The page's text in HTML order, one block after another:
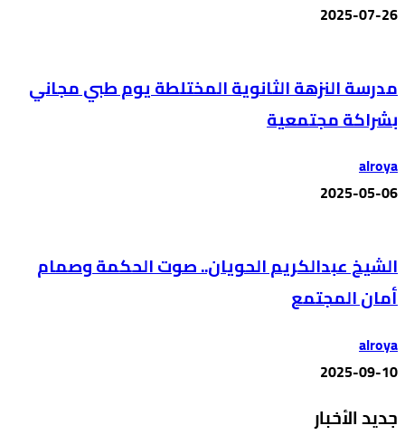
2025-07-26
مدرسة النزهة الثانوية المختلطة يوم طبي مجاني
بشراكة مجتمعية
alroya
2025-05-06
الشيخ عبدالكريم الحويان.. صوت الحكمة وصمام
أمان المجتمع
alroya
2025-09-10
جديد الأخبار